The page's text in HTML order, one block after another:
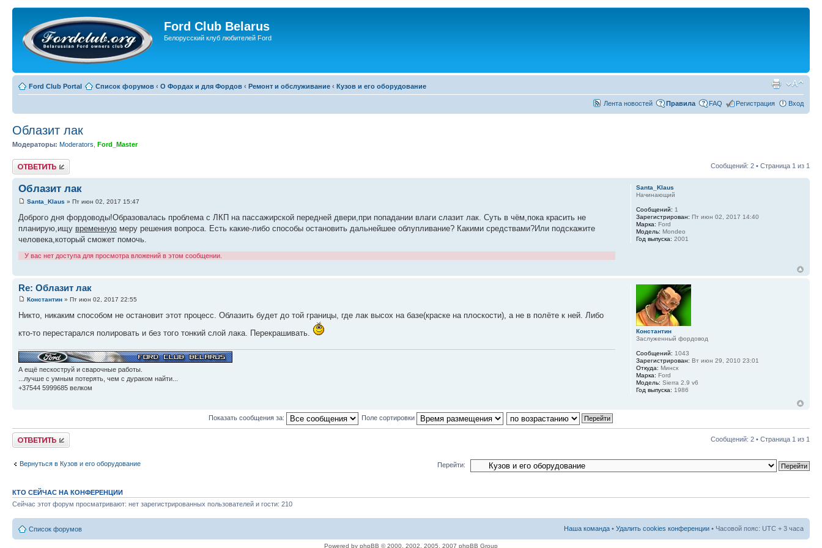
Ford Club Belarus
Белорусский клуб любителей Ford
Ford Club Portal Список форумов ‹ О Фордах и для Фордов ‹ Ремонт и обслуживание ‹ Кузов и его оборудование
Лента новостей Правила FAQ Регистрация Вход
Облазит лак
Модераторы: Moderators Ford_Master
Ответить Сообщений: 2 • Страница 1 из 1
Облазит лак
Santa_Klaus » Пт июн 02, 2017 15:47
Доброго дня фордоводы!Образовалась проблема с ЛКП на пассажирской передней двери,при попадании влаги слазит лак. Суть в чём,пока красить не
планирую,ищу временную меру решения вопроса. Есть какие-либо способы остановить дальнейшее облупливание? Какими средствами?Или подскажите
человека,который сможет помочь.
У вас нет доступа для просмотра вложений в этом сообщении.
Santa_Klaus
Начинающий
Сообщений: 1
Зарегистрирован: Пт июн 02, 2017 14:40
Марка: Ford
Модель: Mondeo
Год выпуска: 2001
Re: Облазит лак
Константин » Пт июн 02, 2017 22:55
Никто, никаким способом не остановит этот процесс. Облазить будет до той границы, где лак высох на базе(краске на плоскости), а не в полёте к ней. Либо
кто-то перестарался полировать и без того тонкий слой лака. Перекрашивать.
А ещё пескоструй и сварочные работы.
...лучше с умным потерять, чем с дураком найти...
+37544 5999685 велком
Константин
Заслуженный фордовод
Сообщений: 1043
Зарегистрирован: Вт июн 29, 2010 23:01
Откуда: Минск
Марка: Ford
Модель: Sierra 2.9 v6
Год выпуска: 1986
Показать сообщения за: Поле сортировки
Ответить Сообщений: 2 • Страница 1 из 1
Вернуться в Кузов и его оборудование Перейти:
КТО СЕЙЧАС НА КОНФЕРЕНЦИИ
Сейчас этот форум просматривают: нет зарегистрированных пользователей и гости: 210
Список форумов Наша команда • Удалить cookies конференции • Часовой пояс: UTC + 3 часа
Powered by phpBB © 2000, 2002, 2005, 2007 phpBB Group